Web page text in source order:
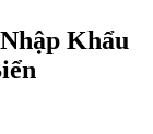
Khẩu